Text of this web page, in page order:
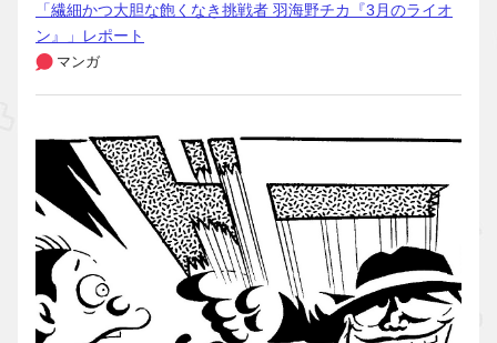
「繊細かつ大胆な飽くなき挑戦者 羽海野チカ『3月のライオ
ン』」レポート
マンガ